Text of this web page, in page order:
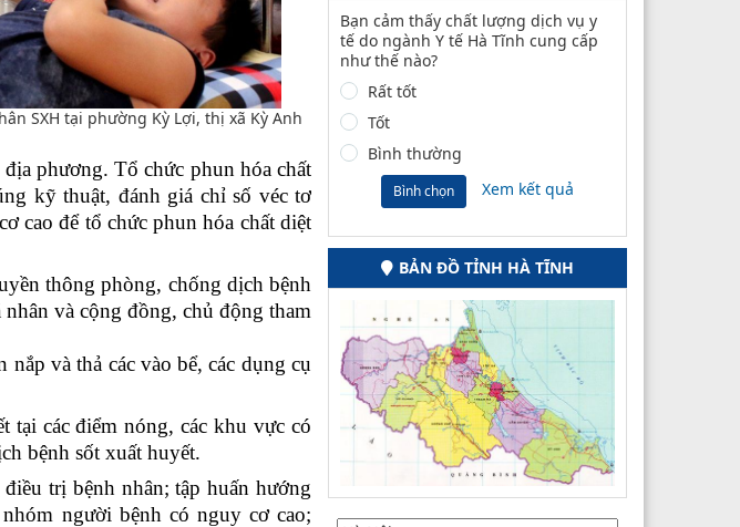
SXH tại phường Kỳ Lợi, thị xã Kỳ Anh
phương. Tổ chức phun hóa chất
kỹ thuật, đánh giá chỉ số véc tơ
cao để tổ chức phun hóa chất diệt
thông phòng, chống dịch bệnh
và cộng đồng, chủ động tham
và thả các vào bể, các dụng cụ
tại các điểm nóng, các khu vực có
bệnh sốt xuất huyết.
trị bệnh nhân; tập huấn hướng
người bệnh có nguy cơ cao;
Bạn cảm thấy chất lượng dịch vụ y
tế do ngành Y tế Hà Tĩnh cung cấp
như thế nào?
Rất tốt
Tốt
Bình thường
Bình chọn Xem kết quả
BẢN ĐỒ TỈNH HÀ TĨNH